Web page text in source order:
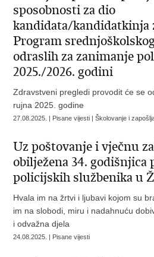
sposobnosti za dio
kandidata/kandidatkinja
Program
odraslih za zanimanje
2025./2026. godini
Zdravstveni pregledi provodit će se
rujna 2025. godine
27.08.2025. | Pisane vijesti | Školovanje i
Uz poštovanje i vječnu
obilježena 34. godišnjica
policijskih službenika u
Hvala im na žrtvi i ljubavi kojom su
im na slobodi, miru i nadahnuću
i odvažna djela
24.08.2025. | Pisane vijesti